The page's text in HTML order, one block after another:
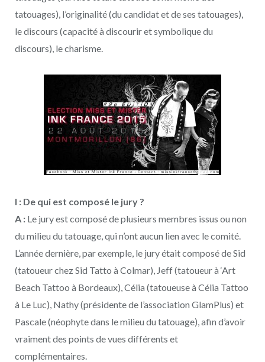
tatouages), l’originalité (du candidat et de ses tatouages),
le discours (capacité à discourir et symbolique du
discours), le charisme.
I : De qui est composé le jury ?
A : Le jury est composé de plusieurs membres issus ou non
du milieu du tatouage, qui n’ont aucun lien avec le comité.
L’année dernière, par exemple, le jury était composé de Sid
(tatoueur chez Sid Tatto à Colmar), Jeff (tatoueur à ‘Art
Beach Tattoo à Bordeaux), Célia (tatoueuse à Célia Tattoo
à Le Luc), Nathy (présidente de l’association GlamPlus) et
Pascale (néophyte dans le milieu du tatouage), afin d’avoir
vraiment des points de vues différents et
complémentaires.